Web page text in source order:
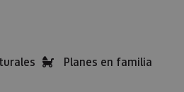
Planes en familia